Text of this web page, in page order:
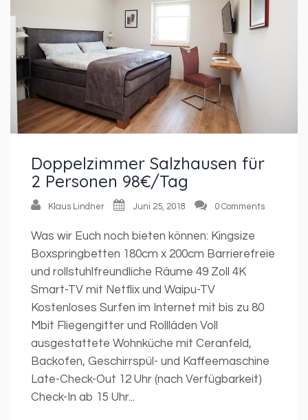
Doppelzimmer Salzhausen für
2 Personen 98€/Tag
Klaus Lindner Juni 25, 2018 0 Comments
Was wir Euch noch bieten können: Kingsize
Boxspringbetten 180cm x 200cm Barrierefreie
und rollstuhlfreundliche Räume 49 Zoll 4K
Smart-TV mit Netflix und Waipu-TV
Kostenloses Surfen im Internet mit bis zu 80
Mbit Fliegengitter und Rollläden Voll
ausgestattete Wohnküche mit Ceranfeld,
Backofen, Geschirrspül- und Kaffeemaschine
Late-Check-Out 12 Uhr (nach Verfügbarkeit)
Check-In ab 15 Uhr...